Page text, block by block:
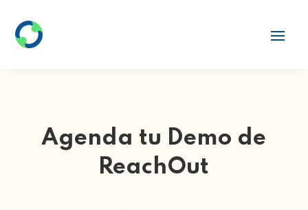
Agenda tu Demo de
ReachOut